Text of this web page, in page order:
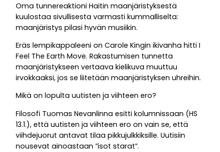
Oma tunnereaktioni Haitin maanjäristyksestä
kuulostaa sivullisesta varmasti kummalliselta:
maanjäristys pilasi hyvän musiikin.
Eräs lempikappaleeni on Carole Kingin ikivanha hitti I
Feel The Earth Move. Rakastumisen tunnetta
maanjäristykseen vertaava kielikuva muuttuu
irvokkaaksi, jos se liitetään maanjäristyksen uhreihin.
Mikä on lopulta uutisten ja viihteen ero?
Filosofi Tuomas Nevanlinna esitti kolumnissaan (HS
13.1.), että uutisten ja viihteen ero on vain se, että
viihdejuorut antavat tilaa pikkujulkkiksille. Uutisiin
nousevat ainoastaan ”isot starat”.